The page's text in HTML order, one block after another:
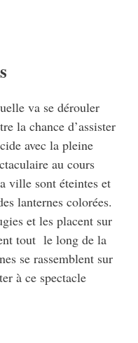
va se dérouler
la chance d’assister
avec la pleine
au cours
ville sont éteintes et
lanternes colorées.
et les placent sur
tout le long de la
se rassemblent sur
à ce spectacle